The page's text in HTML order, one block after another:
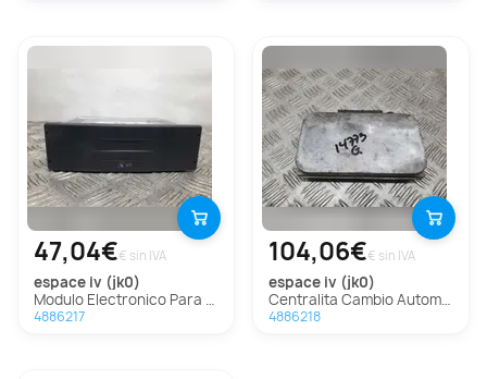
47,04€€ sin IVA
espace iv (jk0)
Modulo Electronico Para Renault Espace Iv
4886217
104,06€€ sin IVA
espace iv (jk0)
Centralita Cambio Automatico Para Renault Espace Iv
4886218